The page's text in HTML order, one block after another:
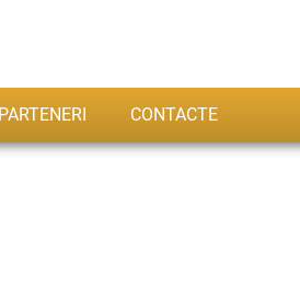
PARTENERI CONTACTE